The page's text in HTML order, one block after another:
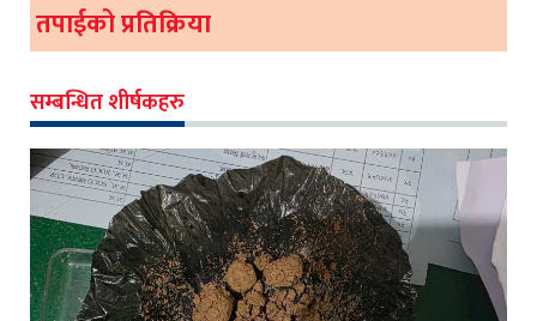
तपाईको प्रतिक्रिया
सम्बन्धित शीर्षकहरु